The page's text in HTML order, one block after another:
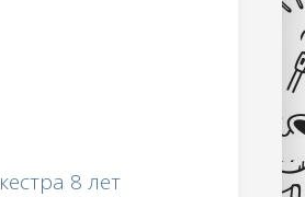
8 лет